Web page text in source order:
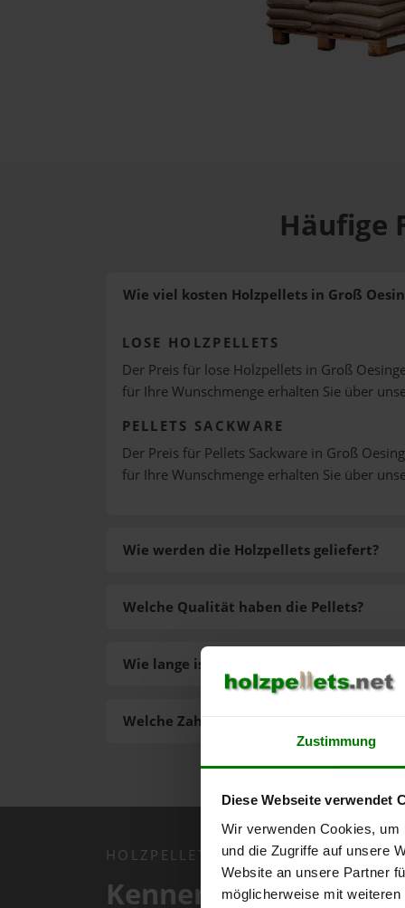
Zustimmung
Diese Webseite verwendet
Wir verwenden Cookies,
und die Zugriffe auf unsere
Website an unsere Partner
möglicherweise mit
Häufige
Wie viel kosten Holzpellets in Groß
LOSE HOLZPELLETS
Der Preis für lose Holzpellets in Groß
für Ihre Wunschmenge erhalten Sie über
PELLETS SACKWARE
Der Preis für Pellets Sackware in Groß
für Ihre Wunschmenge erhalten Sie über
Wie werden die Holzpellets geliefert?
Welche Zahlungsarten gibt es?
Welche Qualität haben die Pellets?
Wie lange ist die Lieferzeit der Pellets?
HOLZPELLETS.NET APP
Kennen Sie schon